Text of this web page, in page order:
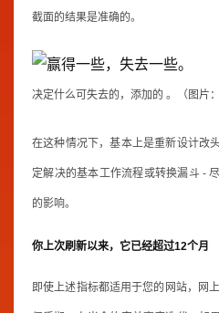
截面的结果是准确的。
决定什么可失去的，添加的 。（图片：
在这种情况下，基本上是重新设计改
定解决的基本工作流程或转换漏斗 -
的影响。
你上次刷新以来，它已经超过12个月
即使上述指标都适用于您的网站，网